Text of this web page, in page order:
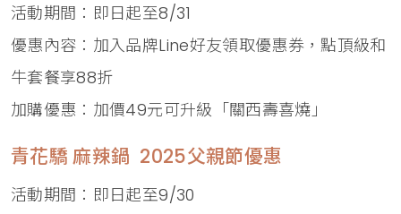
活動期間：即日起至8/31
優惠內容：加入品牌Line好友領取優惠券，點頂級和
牛套餐享88折
加購優惠：加價49元可升級「關西壽喜燒」
青花驕 麻辣鍋 2025父親節優惠
活動期間：即日起至9/30